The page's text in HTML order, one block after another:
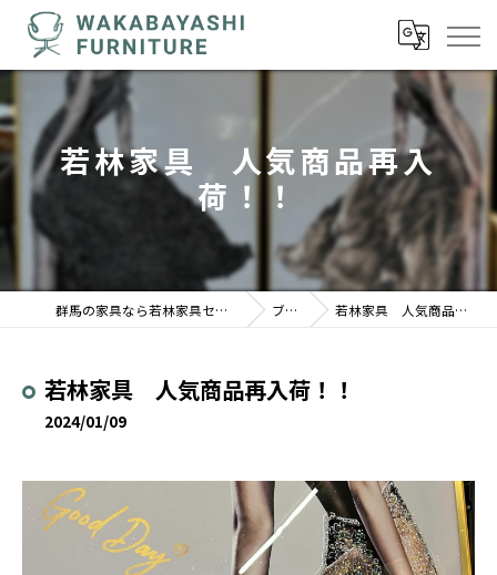
若林家具 人気商品再入
荷！！
群馬の家具なら若林家具センター 駒形店 ブログ 若林家具 人気商品再入荷！！
若林家具 人気商品再入荷！！
2024/01/09